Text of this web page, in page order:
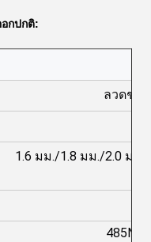
กปกติ:
ลวดชุบ
1.6 มม./1.8 มม./2.0 มม
485N/